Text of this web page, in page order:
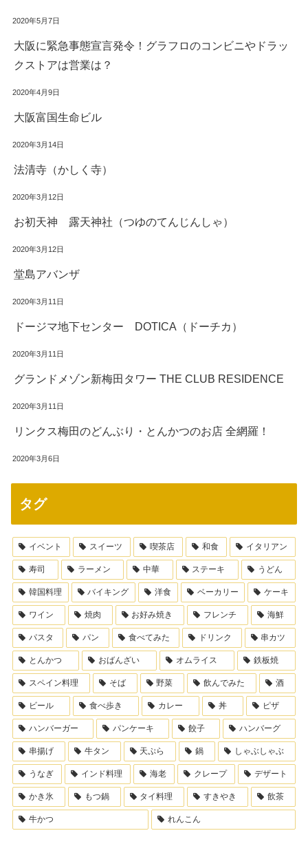
2020年5月7日
大阪に緊急事態宣言発令！グラフロのコンビニやドラッ
クストアは営業は？
2020年4月9日
大阪富国生命ビル
2020年3月14日
法清寺（かしく寺）
2020年3月12日
お初天神 露天神社（つゆのてんじんしゃ）
2020年3月12日
堂島アバンザ
2020年3月11日
ドージマ地下センター DOTICA（ドーチカ）
2020年3月11日
グランドメゾン新梅田タワー THE CLUB RESIDENCE
2020年3月11日
リンクス梅田のどんぶり・とんかつのお店 全網羅！
2020年3月6日
タグ
イベント スイーツ 喫茶店 和食 イタリアン
寿司 ラーメン 中華 ステーキ うどん
韓国料理 バイキング 洋食 ベーカリー ケーキ
ワイン 焼肉 お好み焼き フレンチ 海鮮
パスタ パン 食べてみた ドリンク 串カツ
とんかつ おばんざい オムライス 鉄板焼
スペイン料理 そば 野菜 飲んでみた 酒
ビール 食べ歩き カレー 丼 ピザ
ハンバーガー パンケーキ 餃子 ハンバーグ
串揚げ 牛タン 天ぷら 鍋 しゃぶしゃぶ
うなぎ インド料理 海老 クレープ デザート
かき氷 もつ鍋 タイ料理 すきやき 飲茶
牛かつ れんこん